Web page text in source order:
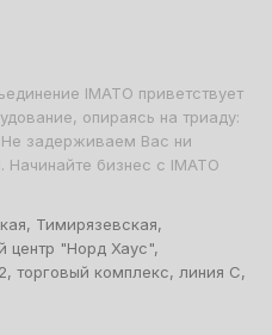
IMATO приветствует
опираясь на триаду:
Не задерживаем Вас ни
бизнес с IMATO
Тимирязевская,
центр "Норд Хаус",
торговый комплекс, линия С,